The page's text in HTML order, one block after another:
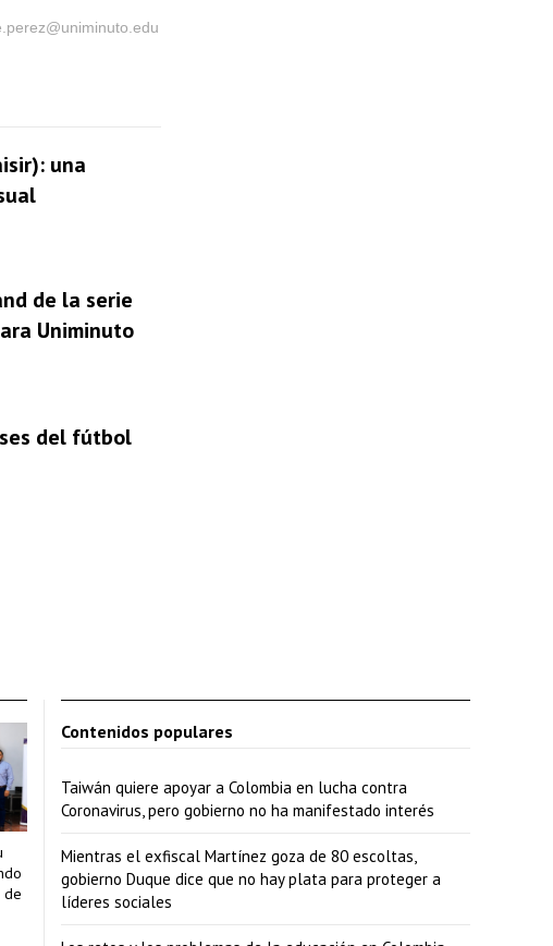
una
de la serie
Uniminuto
del fútbol
de
Contenidos populares
Taiwán quiere apoyar a Colombia en lucha contra
Coronavirus, pero gobierno no ha manifestado interés
Mientras el exfiscal Martínez goza de 80 escoltas,
gobierno Duque dice que no hay plata para proteger a
líderes sociales